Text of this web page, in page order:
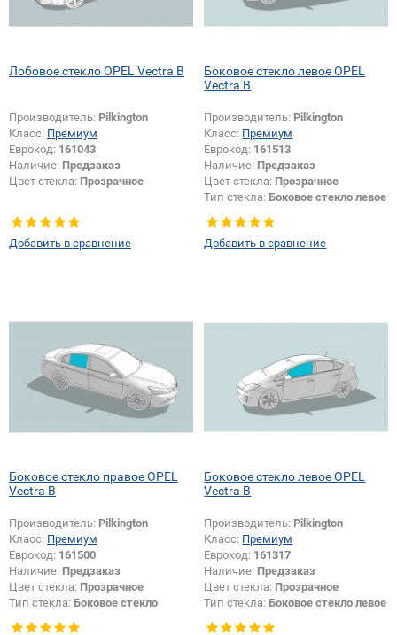
Лобовое стекло OPEL Vectra B
Производитель: Pilkington
Класс: Премиум
Еврокод: 161043
Наличие: Предзаказ
Цвет стекла: Прозрачное
Добавить в сравнение
Боковое стекло левое OPEL
Vectra B
Производитель: Pilkington
Класс: Премиум
Еврокод: 161513
Наличие: Предзаказ
Цвет стекла: Прозрачное
Тип стекла: Боковое стекло левое
Добавить в сравнение
Боковое стекло правое OPEL
Vectra B
Производитель: Pilkington
Класс: Премиум
Еврокод: 161500
Наличие: Предзаказ
Цвет стекла: Прозрачное
Тип стекла: Боковое стекло
Боковое стекло левое OPEL
Vectra B
Производитель: Pilkington
Класс: Премиум
Еврокод: 161317
Наличие: Предзаказ
Цвет стекла: Прозрачное
Тип стекла: Боковое стекло левое